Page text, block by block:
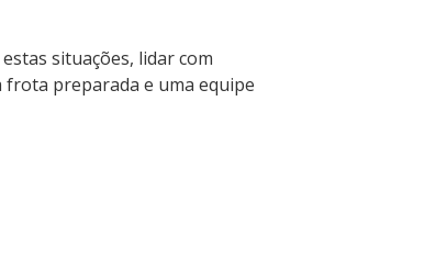
situações, lidar com
frota preparada e uma equipe